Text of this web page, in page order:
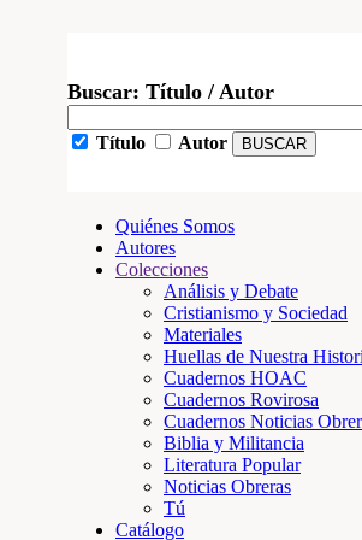
Buscar: Título / Autor
Título Autor
Quiénes Somos
Autores
Colecciones
Análisis y Debate
Cristianismo y Sociedad
Materiales
Huellas de Nuestra
Cuadernos HOAC
Cuadernos Rovirosa
Cuadernos Noticias
Biblia y Militancia
Literatura Popular
Noticias Obreras
Tú
Catálogo